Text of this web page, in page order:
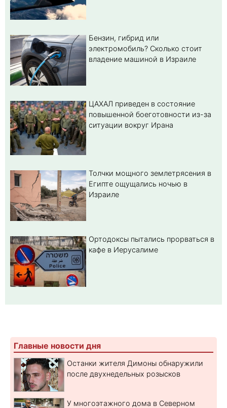
Бензин, гибрид или
электромобиль? Cколько стоит
владение машиной в Израиле
ЦАХАЛ приведен в состояние
повышенной боеготовности из-за
ситуации вокруг Ирана
Толчки мощного землетрясения в
Египте ощущались ночью в
Израиле
Ортодоксы пытались прорваться в
кафе в Иерусалиме
Главные новости дня
Останки жителя Димоны обнаружили
после двухнедельных розысков
У многоэтажного дома в Северном